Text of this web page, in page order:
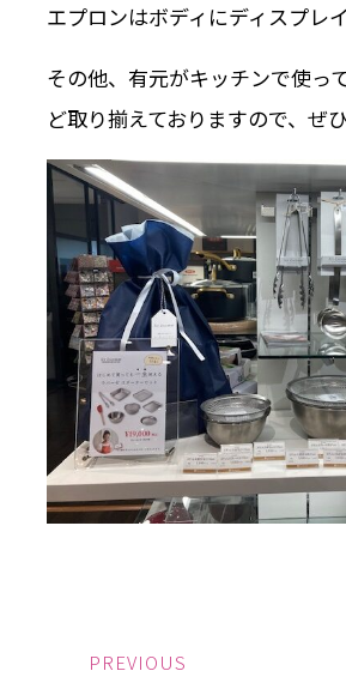
エプロンはボディにディスプレ
その他、有元がキッチンで使っ
ど取り揃えておりますので、ぜ
PREVIOUS